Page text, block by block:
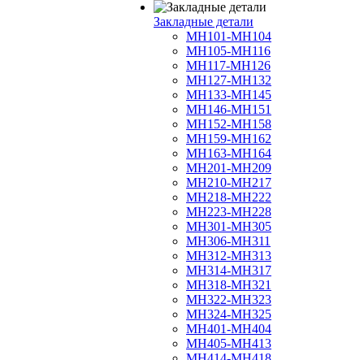
Закладные детали
МН101-МН104
МН105-МН116
МН117-МН126
МН127-МН132
МН133-МН145
МН146-МН151
МН152-МН158
МН159-МН162
МН163-МН164
МН201-МН209
МН210-МН217
МН218-МН222
МН223-МН228
МН301-МН305
МН306-МН311
МН312-МН313
МН314-МН317
МН318-МН321
МН322-МН323
МН324-МН325
МН401-МН404
МН405-МН413